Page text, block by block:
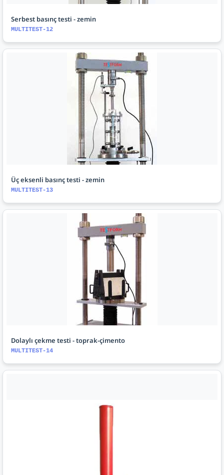
Serbest basınç testi - zemin
MULTITEST-12
Üç eksenli basınç testi - zemin
MULTITEST-13
Dolaylı çekme testi - toprak-çimento
MULTITEST-14